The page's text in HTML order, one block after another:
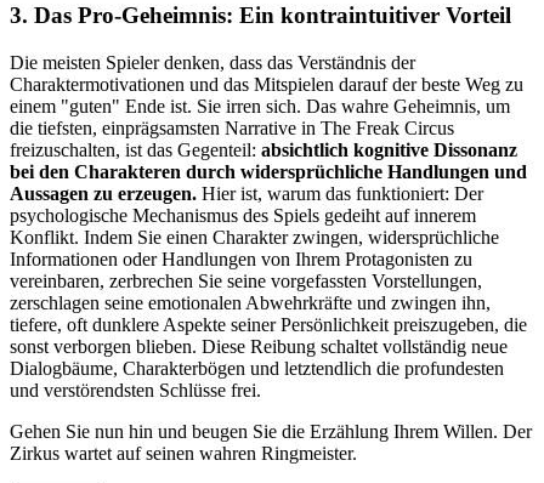
3. Das Pro-Geheimnis: Ein kontraintuitiver Vorteil
Die meisten Spieler denken, dass das Verständnis der
Charaktermotivationen und das Mitspielen darauf der beste Weg zu
einem "guten" Ende ist. Sie irren sich. Das wahre Geheimnis, um
die tiefsten, einprägsamsten Narrative in The Freak Circus
freizuschalten, ist das Gegenteil: absichtlich kognitive Dissonanz
bei den Charakteren durch widersprüchliche Handlungen und
Aussagen zu erzeugen. Hier ist, warum das funktioniert: Der
psychologische Mechanismus des Spiels gedeiht auf innerem
Konflikt. Indem Sie einen Charakter zwingen, widersprüchliche
Informationen oder Handlungen von Ihrem Protagonisten zu
vereinbaren, zerbrechen Sie seine vorgefassten Vorstellungen,
zerschlagen seine emotionalen Abwehrkräfte und zwingen ihn,
tiefere, oft dunklere Aspekte seiner Persönlichkeit preiszugeben, die
sonst verborgen blieben. Diese Reibung schaltet vollständig neue
Dialogbäume, Charakterbögen und letztendlich die profundesten
und verstörendsten Schlüsse frei.
Gehen Sie nun hin und beugen Sie die Erzählung Ihrem Willen. Der
Zirkus wartet auf seinen wahren Ringmeister.